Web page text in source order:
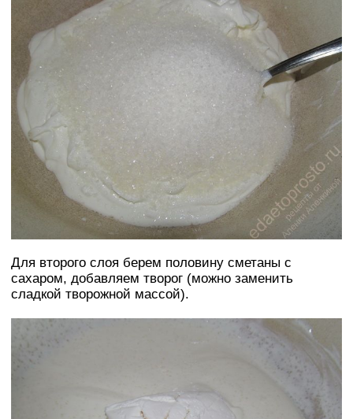
Для второго слоя берем половину сметаны с
сахаром, добавляем творог (можно заменить
сладкой творожной массой).